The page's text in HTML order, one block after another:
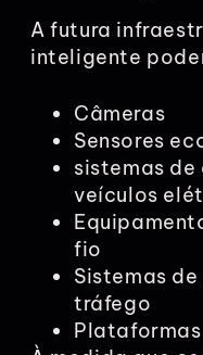
A futura
inteligente
Câmeras
Sensores
sistemas
veículos
fio
Sistemas
tráfego